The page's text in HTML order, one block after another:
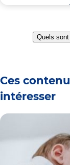
Quels
Ces
intéresser